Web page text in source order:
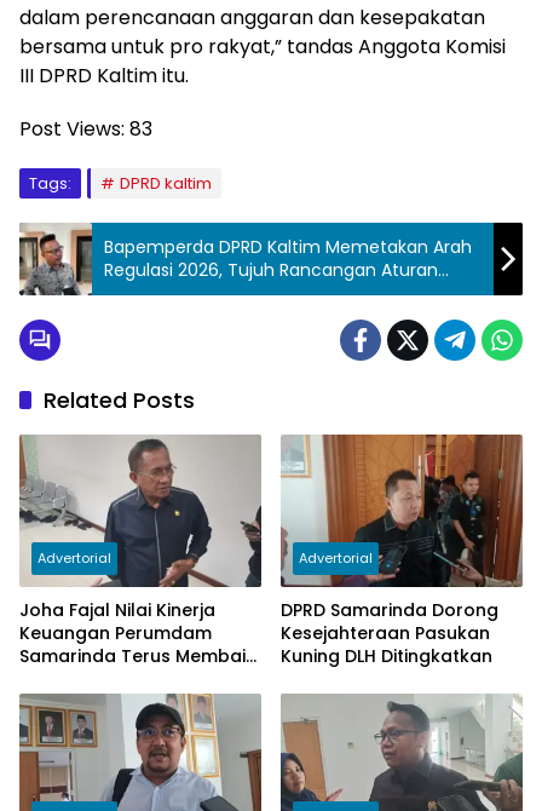
dalam perencanaan anggaran dan kesepakatan
bersama untuk pro rakyat,” tandas Anggota Komisi
III DPRD Kaltim itu.
Post Views: 83
Tags: DPRD kaltim
Bapemperda DPRD Kaltim Memetakan Arah
Regulasi 2026, Tujuh Rancangan Aturan
Mulai Disiapkan
Related Posts
Advertorial
Joha Fajal Nilai Kinerja
Keuangan Perumdam
Samarinda Terus Membaik,
Subsidi Berkurang
Advertorial
DPRD Samarinda Dorong
Kesejahteraan Pasukan
Kuning DLH Ditingkatkan